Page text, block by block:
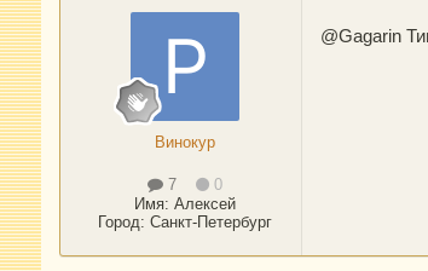
Винокур
7
0
Имя:Алексей
Город:Санкт-Петербург
@Gagarin